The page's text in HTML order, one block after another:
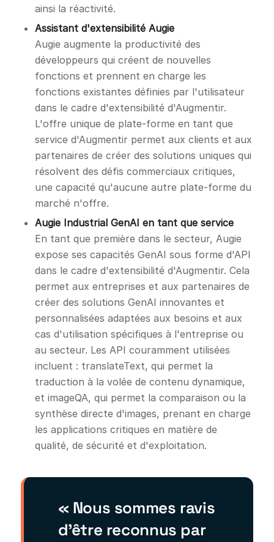
ainsi la réactivité.
Assistant d'extensibilité Augie
Augie augmente la productivité des
développeurs qui créent de nouvelles
fonctions et prennent en charge les
fonctions existantes définies par l'utilisateur
dans le cadre d'extensibilité d'Augmentir.
L'offre unique de plate-forme en tant que
service d'Augmentir permet aux clients et aux
partenaires de créer des solutions uniques qui
résolvent des défis commerciaux critiques,
une capacité qu'aucune autre plate-forme du
marché n'offre.
Augie Industrial GenAI en tant que service
En tant que première dans le secteur, Augie
expose ses capacités GenAI sous forme d'API
dans le cadre d'extensibilité d'Augmentir. Cela
permet aux entreprises et aux partenaires de
créer des solutions GenAI innovantes et
personnalisées adaptées aux besoins et aux
cas d'utilisation spécifiques à l'entreprise ou
au secteur. Les API couramment utilisées
incluent : translateText, qui permet la
traduction à la volée de contenu dynamique,
et imageQA, qui permet la comparaison ou la
synthèse directe d'images, prenant en charge
les applications critiques en matière de
qualité, de sécurité et d'exploitation.
« Nous sommes ravis
d’être reconnus par